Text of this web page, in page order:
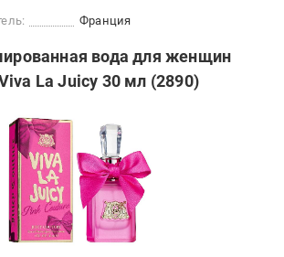
Франция
вода для женщин
La Juicy 30 мл (2890)